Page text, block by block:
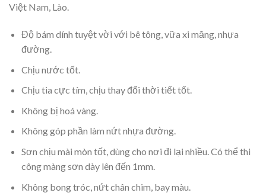
Việt Nam, Lào.
Độ bám dính tuyệt vời với bê tông, vữa xi măng, nhựa
đường.
Chịu nước tốt.
Chịu tia cực tím, chịu thay đổi thời tiết tốt.
Không bị hoá vàng.
Không góp phần làm nứt nhựa đường.
Sơn chịu mài mòn tốt, dùng cho nơi đi lại nhiều. Có thể thi
công màng sơn dày lên đến 1mm.
Không bong tróc, nứt chân chim, bay màu.